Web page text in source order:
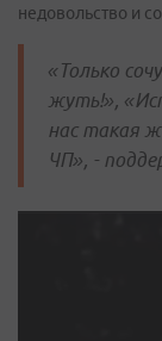
недовольство и
«Только
жуть!»,
нас такая
ЧП», -